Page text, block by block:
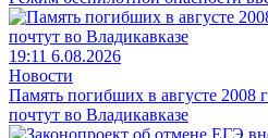
19:11 6.08.2026
Новости
Память погибших в августе
почтут во Владикавказе